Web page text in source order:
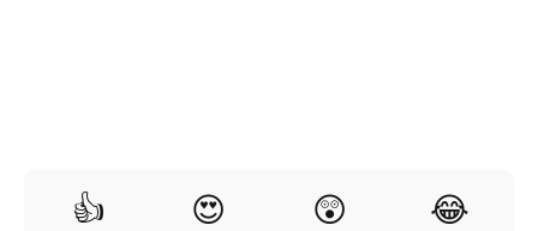
👍 😍 😲 😂